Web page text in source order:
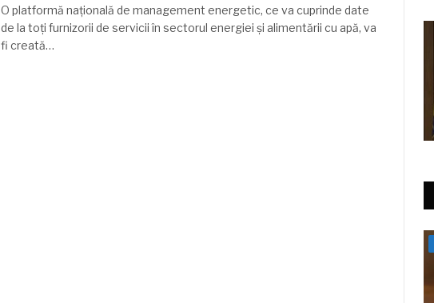
O platformă națională de management energetic, ce va cuprinde date
de la toți furnizorii de servicii în sectorul energiei și alimentării cu apă, va
fi creată…